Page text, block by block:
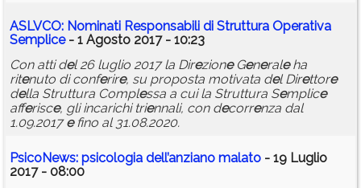
ASLVCO: Nominati Responsabili di Struttura Operativa
Semplice- 1 Agosto 2017 - 10:23
Con atti del 26 luglio 2017 la DirezioneGeneraleha
ritenuto di conferire, su proposta motivata del Direttore
della Struttura Complessa a cui la Struttura Semplice
afferisce, gli incarichi triennali, con decorrenza dal
1.09.2017efino al 31.08.2020.
PsicoNews: psicologia dell’anziano malato - 19 Luglio
2017 - 08:00